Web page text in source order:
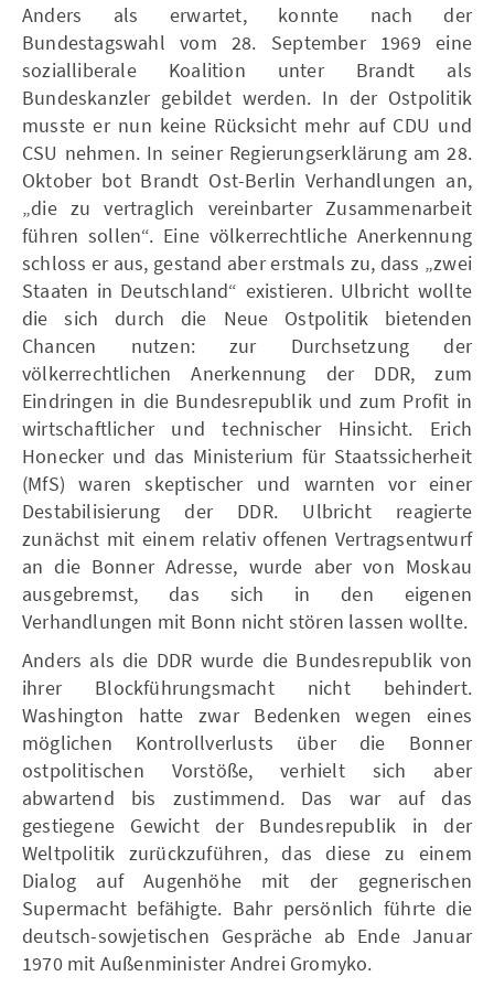
Anders als erwartet, konnte nach der
Bundestagswahl vom 28. September 1969 eine
sozialliberale Koalition unter Brandt als
Bundeskanzler gebildet werden. In der Ostpolitik
musste er nun keine Rücksicht mehr auf CDU und
CSU nehmen. In seiner Regierungserklärung am 28.
Oktober bot Brandt Ost-Berlin Verhandlungen an,
„die zu vertraglich vereinbarter Zusammenarbeit
führen sollen“. Eine völkerrechtliche Anerkennung
schloss er aus, gestand aber erstmals zu, dass „zwei
Staaten in Deutschland“ existieren. Ulbricht wollte
die sich durch die Neue Ostpolitik bietenden
Chancen nutzen: zur Durchsetzung der
völkerrechtlichen Anerkennung der DDR, zum
Eindringen in die Bundesrepublik und zum Profit in
wirtschaftlicher und technischer Hinsicht. Erich
Honecker und das Ministerium für Staatssicherheit
(MfS) waren skeptischer und warnten vor einer
Destabilisierung der DDR. Ulbricht reagierte
zunächst mit einem relativ offenen Vertragsentwurf
an die Bonner Adresse, wurde aber von Moskau
ausgebremst, das sich in den eigenen
Verhandlungen mit Bonn nicht stören lassen wollte.
Anders als die DDR wurde die Bundesrepublik von
ihrer Blockführungsmacht nicht behindert.
Washington hatte zwar Bedenken wegen eines
möglichen Kontrollverlusts über die Bonner
ostpolitischen Vorstöße, verhielt sich aber
abwartend bis zustimmend. Das war auf das
gestiegene Gewicht der Bundesrepublik in der
Weltpolitik zurückzuführen, das diese zu einem
Dialog auf Augenhöhe mit der gegnerischen
Supermacht befähigte. Bahr persönlich führte die
deutsch-sowjetischen Gespräche ab Ende Januar
1970 mit Außenminister Andrei Gromyko.